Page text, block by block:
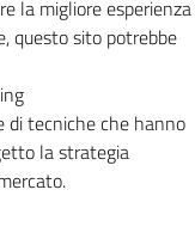
la migliore esperienza
questo sito potrebbe
di tecniche che hanno
la strategia